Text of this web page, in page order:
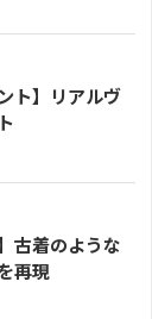
ト】リアルヴ
古着のような
再現